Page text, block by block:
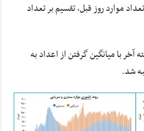
موارد روز قبل، تقسیم بر تعداد
آخر با میانگین گرفتن از اعداد به
شد.